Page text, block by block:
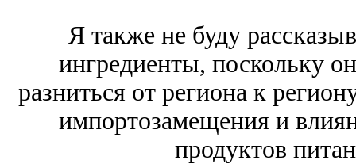
Я также не буду
ингредиенты, поскольку
разниться от региона к
импортозамещения и
продуктов